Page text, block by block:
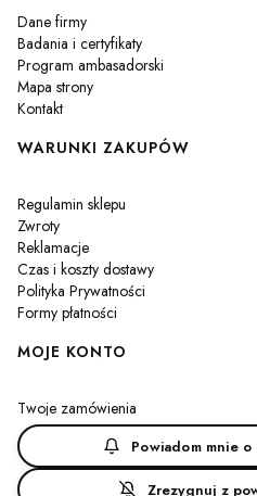
Dane firmy
Badania i certyfikaty
Program ambasadorski
Mapa strony
Kontakt
WARUNKI ZAKUPÓW
Regulamin sklepu
Zwroty
Reklamacje
Czas i koszty dostawy
Polityka Prywatności
Formy płatności
MOJE KONTO
Twoje zamówienia
Ustawienia konta
Przechowalnia
Powiadom mnie
Zrezygnuj z